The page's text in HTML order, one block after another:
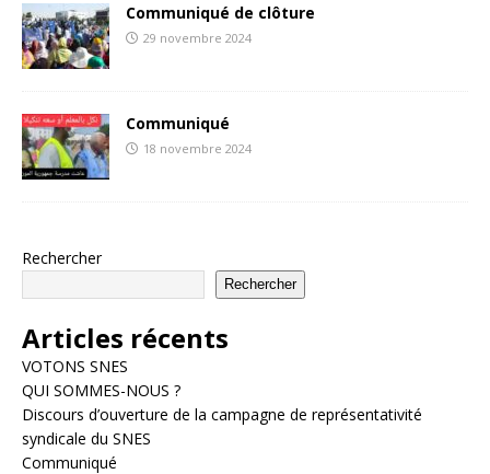
Communiqué de clôture
29 novembre 2024
Communiqué
18 novembre 2024
Rechercher
Rechercher
Articles récents
VOTONS SNES
QUI SOMMES-NOUS ?
Discours d’ouverture de la campagne de représentativité
syndicale du SNES
Communiqué